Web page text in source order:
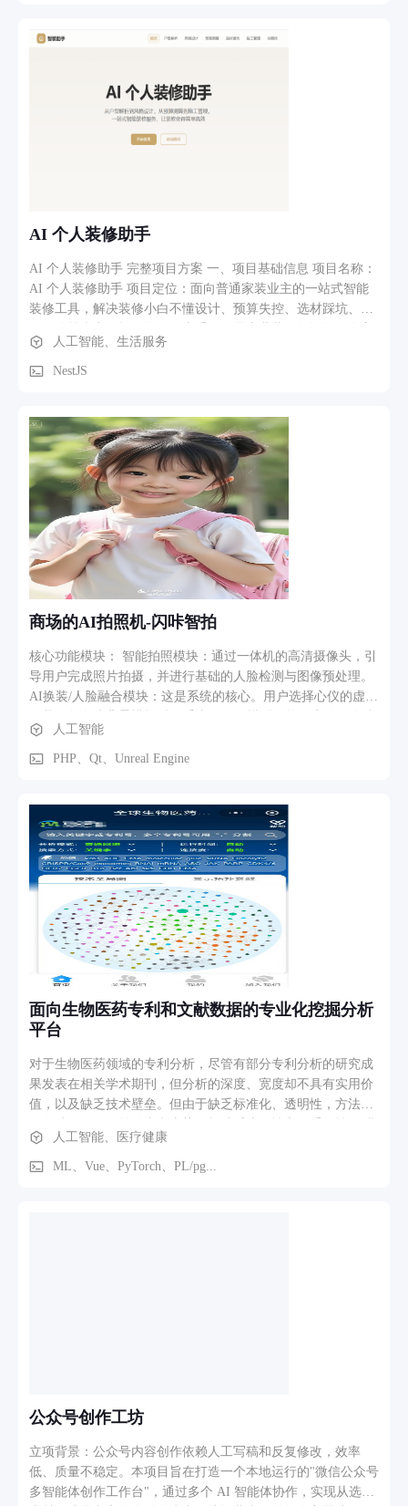
察。系统作为常规管理系统的智能化升级模块，深度适配洗衣
话和图片识别分析衣物面料与污渍风险，自动生成结构化的救
治操作报告，同时辅助前台进行衣物价值评估、动态加价建议
亮灯辅助快速取件，并提供预警提醒。 会员营销模块：管理会
员建档、信息编辑、充值升级，支持多卡持有，自定义会员卡
模板，并配置优惠券及营销工具。 经营数据分析：首页展示今
日订单量、在店衣物数、预警数量及订单状态统计；提供日报/
月报/年报趋势图，支持数据异步导出。 系统基础与权限：管
理员工账号及角色权限，维护门店基本信息，提供图片上传
OSS、设备推送注册、数据同步等通用基础能力。 4、核心功
能 降低技术依赖与赔付风险：AI在接件时自动评估衣物洗护风
赔付损失，同时辅助生成专业的客户沟通话术。 全链路自动化
流转：从开单、洗护到上挂、取件，AI可直接调用业务工具自
动完成开单、上挂取件通知等操作，并与硬件灯条联动快速定
位衣物，大幅减少人工沟通和查找耗时，提升订单流转效率。
数据驱动的经营决策：通过实时看板监控订单量、衣物滞留时
长、收入结构等关键指标，帮助店长及时调整营销策略与排
班，并支持历史数据导出进行深度分析。 可持续自学习进化：
系统收集用户点赞、收藏、追问等行为反馈，通过定时任务动
态调整案例检索权重，使后续推荐与救治建议越来越精准，实
现越用越智能。
AI 个人装修助手
AI 个人装修助手 完整项目方案 一、项目基础信息 项目名称：
AI 个人装修助手 项目定位：面向普通家装业主的一站式智能
装修工具，解决装修小白不懂设计、预算失控、选材踩坑、流
规划全屋装修。 目标用户：刚需买房自住业主、旧房翻新人
群、租房改造人群、无装修经验新手 核心差异化：全流程 AI
块 模块 1：户型 AI 智能解析 模块 2：AI 全屋风格设计 模块
3：智能装修预算测算 模块 4：选材 & 避坑知识库 模块 5：施
工流程管理 模块 6：AI 问答专属顾问 三、产品版本规划 免费
版（基础刚需） 户型图识别基础版、5 次 AI 效果图生成 简易
预算计算器、基础选材知识库、通用施工流程 会员版（完整全
屋方案） 无限次 AI 效果图、高清 3D 渲染 精细化预算拆解、
专属定制选材清单、一对一 AI 装修问答 完整验收手册、装修
合同模板、全屋收纳优化方案 四、技术实现思路 前端 小程序 /
Web 网页双端适配，轻量化无需下载
人工智能、生活服务
NestJS
商场的AI拍照机-闪咔智拍
核心功能模块： 智能拍照模块：通过一体机的高清摄像头，引
导用户完成照片拍摄，并进行基础的人脸检测与图像预处理。
AI换装/人脸融合模块：这是系统的核心。用户选择心仪的虚拟
确、自然地融合到模板中，生成换装或合影效果图。 在线商城
与支付模块：用户可浏览不同的拍照套餐、相框模板等商品，
片打印机完成照片打印；同时，电子版照片会通过小程序或短
信发送给用户，方便分享和保存。 多端管理与监控模块： 管
理后台：供运营方管理设备、模板、价格策略，并查看经营数
据。 运营App：供现场运营人员远程监控设备状态、处理打印
异常和退款等。 用户小程序：供用户查看购买记录、下载电子
照片。 业务流程描述：用户在一体机触屏上选择喜欢的主题或
模板 -> 根据引导完成拍照 -> 系统自动进行AI换脸/换装处理并
预览效果 -> 用户满意后，选择购买套餐（如打印照片或获取
电子版）-> 通过手机扫码完成支付 -> 系统自动打印照片并推
送电子版到用户小程序
人工智能
PHP、Qt、Unreal Engine
面向生物医药专利和文献数据的专业化挖掘分析
平台
对于生物医药领域的专利分析，尽管有部分专利分析的研究成
果发表在相关学术期刊，但分析的深度、宽度却不具有实用价
值，以及缺乏技术壁垒。但由于缺乏标准化、透明性，方法论
们通过深入了解客户需求，整合专利信息挖掘、生物信息学、
人工智能等多学科方法，建立了一套系统化的生物医药靶点与
人工智能、医疗健康
ML、Vue、PyTorch、PL/pg...
公众号创作工坊
立项背景：公众号内容创作依赖人工写稿和反复修改，效率
低、质量不稳定。本项目旨在打造一个本地运行的"微信公众号
多智能体创作工作台"，通过多个 AI 智能体协作，实现从选题